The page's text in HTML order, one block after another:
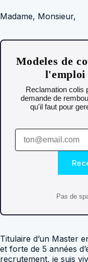
Madame, Monsieur,
Modeles de
l'emploi
Reclamation colis
demande de
qu'il faut pour
Pas de
Titulaire d’un Master
et forte de 5 années
recrutement, je suis